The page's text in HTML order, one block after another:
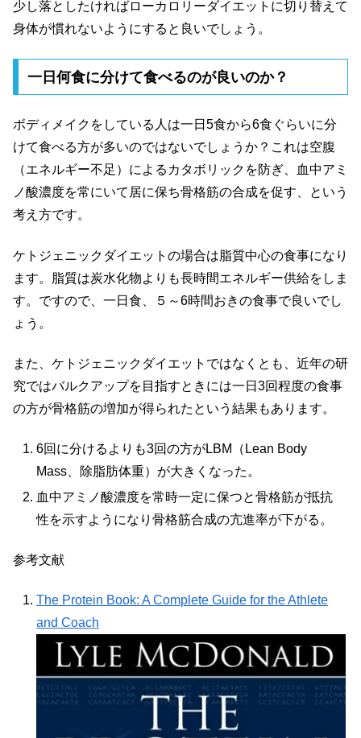
少し落としたければローカロリーダイエットに切り替えて
身体が慣れないようにすると良いでしょう。
一日何食に分けて食べるのが良いのか？
ボディメイクをしている人は一日5食から6食ぐらいに分
けて食べる方が多いのではないでしょうか？これは空腹
（エネルギー不足）によるカタボリックを防ぎ、血中アミ
ノ酸濃度を常にいて居に保ち骨格筋の合成を促す、という
考え方です。
ケトジェニックダイエットの場合は脂質中心の食事になり
ます。脂質は炭水化物よりも長時間エネルギー供給をしま
す。ですので、一日食、５～6時間おきの食事で良いでし
ょう。
また、ケトジェニックダイエットではなくとも、近年の研
究ではバルクアップを目指すときには一日3回程度の食事
の方が骨格筋の増加が得られたという結果もあります。
6回に分けるよりも3回の方がLBM（Lean Body
Mass、除脂肪体重）が大きくなった。
血中アミノ酸濃度を常時一定に保つと骨格筋が抵抗
性を示すようになり骨格筋合成の亢進率が下がる。
参考文献
The Protein Book: A Complete Guide for the Athlete
and Coach